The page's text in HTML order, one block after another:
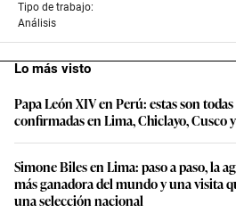
Tipo de trabajo:
Análisis
Lo más visto
Papa León XIV en Perú: estas son
confirmadas en Lima, Chiclayo, Cusco
Simone Biles en Lima: paso a paso, la
más ganadora del mundo y una visita
una selección nacional